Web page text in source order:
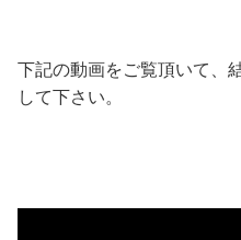
下記の動画をご覧頂いて、
して下さい。